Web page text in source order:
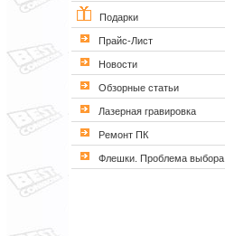
Подарки
Прайс-Лист
Новости
Обзорные статьи
Лазерная гравировка
Ремонт ПК
Флешки. Проблема выбора.